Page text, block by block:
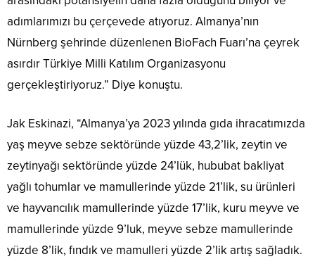
adımlarımızı bu çerçevede atıyoruz. Almanya’nın
Nürnberg şehrinde düzenlenen BioFach Fuarı’na çeyrek
asırdır Türkiye Milli Katılım Organizasyonu
gerçekleştiriyoruz.” Diye konuştu.
Jak Eskinazi, “Almanya’ya 2023 yılında gıda ihracatımızda
yaş meyve sebze sektöründe yüzde 43,2’lik, zeytin ve
zeytinyağı sektöründe yüzde 24’lük, hububat bakliyat
yağlı tohumlar ve mamullerinde yüzde 21’lik, su ürünleri
ve hayvancılık mamullerinde yüzde 17’lik, kuru meyve ve
mamullerinde yüzde 9’luk, meyve sebze mamullerinde
yüzde 8’lik, fındık ve mamulleri yüzde 2’lik artış sağladık.